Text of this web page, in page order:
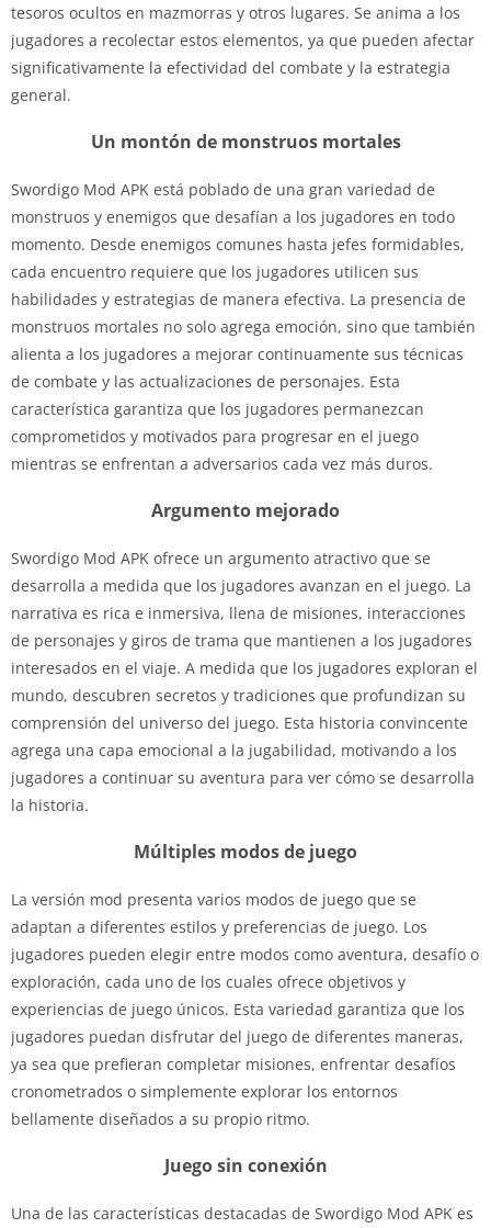
tesoros ocultos en mazmorras y otros lugares. Se anima a los
jugadores a recolectar estos elementos, ya que pueden afectar
significativamente la efectividad del combate y la estrategia
general.
Un montón de monstruos mortales
Swordigo Mod APK está poblado de una gran variedad de
monstruos y enemigos que desafían a los jugadores en todo
momento. Desde enemigos comunes hasta jefes formidables,
cada encuentro requiere que los jugadores utilicen sus
habilidades y estrategias de manera efectiva. La presencia de
monstruos mortales no solo agrega emoción, sino que también
alienta a los jugadores a mejorar continuamente sus técnicas
de combate y las actualizaciones de personajes. Esta
característica garantiza que los jugadores permanezcan
comprometidos y motivados para progresar en el juego
mientras se enfrentan a adversarios cada vez más duros.
Argumento mejorado
Swordigo Mod APK ofrece un argumento atractivo que se
desarrolla a medida que los jugadores avanzan en el juego. La
narrativa es rica e inmersiva, llena de misiones, interacciones
de personajes y giros de trama que mantienen a los jugadores
interesados ​​en el viaje. A medida que los jugadores exploran el
mundo, descubren secretos y tradiciones que profundizan su
comprensión del universo del juego. Esta historia convincente
agrega una capa emocional a la jugabilidad, motivando a los
jugadores a continuar su aventura para ver cómo se desarrolla
la historia.
Múltiples modos de juego
La versión mod presenta varios modos de juego que se
adaptan a diferentes estilos y preferencias de juego. Los
jugadores pueden elegir entre modos como aventura, desafío o
exploración, cada uno de los cuales ofrece objetivos y
experiencias de juego únicos. Esta variedad garantiza que los
jugadores puedan disfrutar del juego de diferentes maneras,
ya sea que prefieran completar misiones, enfrentar desafíos
cronometrados o simplemente explorar los entornos
bellamente diseñados a su propio ritmo.
Juego sin conexión
Una de las características destacadas de Swordigo Mod APK es